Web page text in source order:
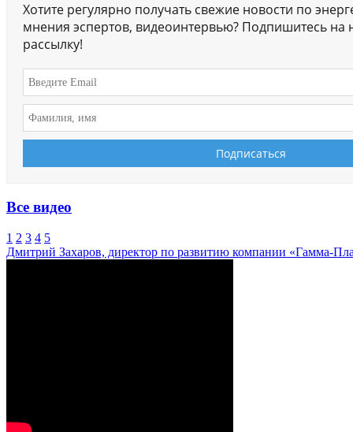
Хотите регулярно получать свежие новости по
мнения эспертов, видеоинтервью? Подпишитесь на
рассылку!
Все видео
1 2 3 4 5
Дмитрий Захаров, директор по развитию компании «Гамма-